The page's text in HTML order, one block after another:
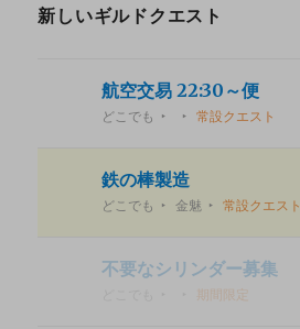
新しいギルドクエスト
航空交易 22:30～便
どこでも 常設クエスト
鉄の棒製造
どこでも 金魅 常設クエスト
不要なシリンダー募集
期間限定